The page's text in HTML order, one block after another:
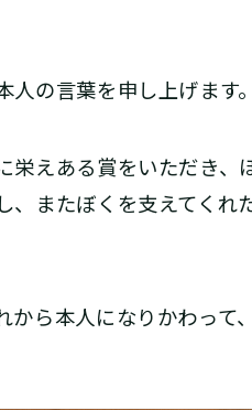
の言葉を申し上げます。
えある賞をいただき、
、またぼくを支えてく
ら本人になりかわって